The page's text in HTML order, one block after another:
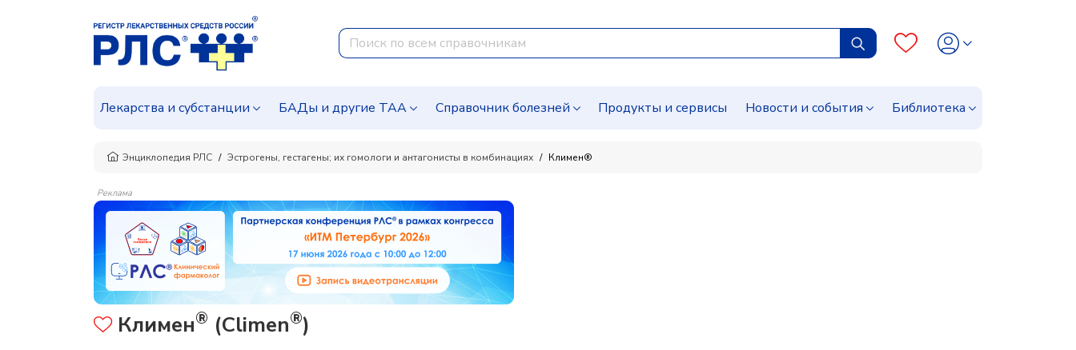
Лекарства и субстанции БАДы и другие ТАА Справочник болезней Продукты и сервисы Новости и события Библиотека
Энциклопедия РЛС Эстрогены, гестагены; их гомологи и антагонисты в комбинациях Климен®
Реклама
Климен® (Climen®)